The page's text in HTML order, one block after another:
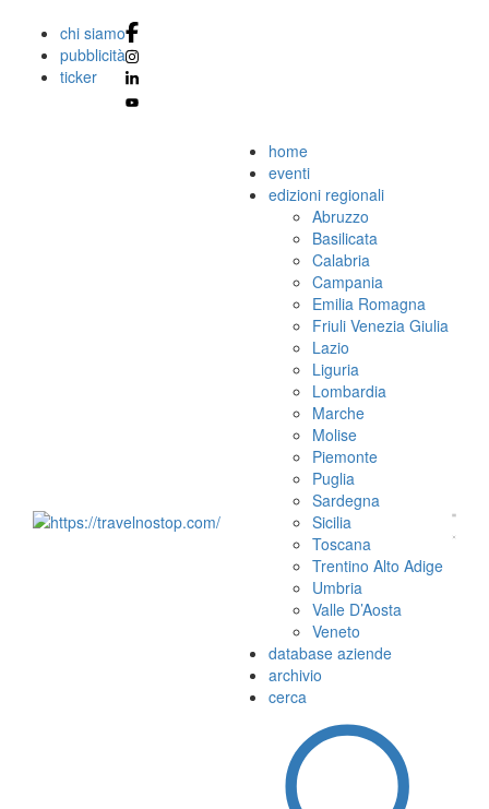
chi siamo
pubblicità
ticker
home
eventi
edizioni regionali
Abruzzo
Basilicata
Calabria
Campania
Emilia Romagna
Friuli Venezia Giulia
Lazio
Liguria
Lombardia
Marche
Molise
Piemonte
Puglia
Sardegna
Sicilia
Toscana
Trentino Alto Adige
Umbria
Valle D’Aosta
Veneto
database aziende
archivio
cerca